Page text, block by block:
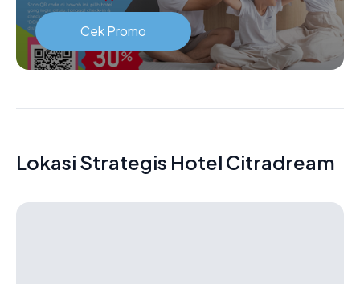
Cek Promo
Lokasi Strategis Hotel Citradream